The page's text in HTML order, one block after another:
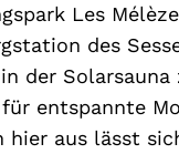
Les
des
der
für entspannte
hier aus lässt